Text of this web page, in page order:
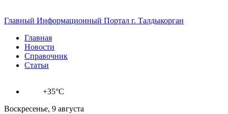
Главный Информационный Портал г. Талдыкорган
Главная
Новости
Справочник
Статьи
+35°C
Воскресенье, 9 августа